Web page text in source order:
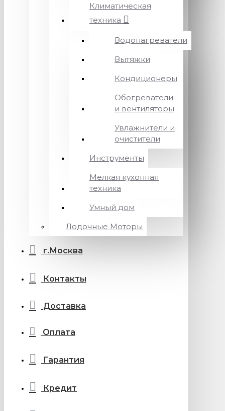
Климатическая
техника
Водонагреватели
Вытяжки
Кондиционеры
Обогреватели
и вентиляторы
Увлажнители и
очистители
Инструменты
Мелкая кухонная
техника
Умный дом
Лодочные Моторы
г.Москва
Контакты
Доставка
Оплата
Гарантия
Кредит